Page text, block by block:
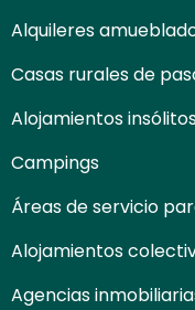
Alquileres
Casas rurales de
Alojamientos
Campings
Áreas de servicio
Alojamientos
Agencias